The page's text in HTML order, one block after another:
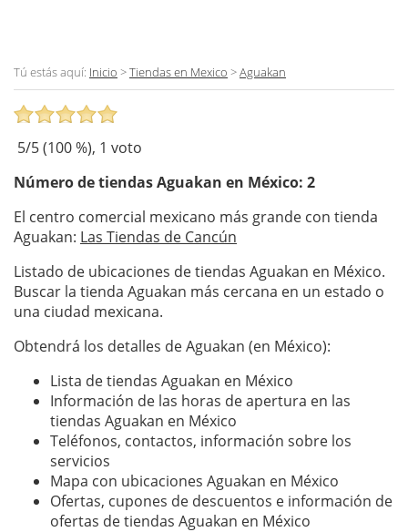
Tú estás aquí: Inicio >Tiendas en Mexico >Aguakan
5/5 (100%), 1 voto
Número de tiendasAguakan en México: 2
El centro comercial mexicano más grande con tienda
Aguakan: Las Tiendas de Cancún
Listado de ubicaciones de tiendas Aguakan en México.
Buscar la tienda Aguakan más cercana en un estado o
una ciudad mexicana.
Obtendrá los detalles de Aguakan (en México):
Lista de tiendas Aguakan en México
Información de las horas de apertura en las
tiendas Aguakan en México
Teléfonos, contactos, información sobre los
servicios
Mapa con ubicaciones Aguakan en México
Ofertas, cupones de descuentos e información de
ofertas de tiendas Aguakan en México